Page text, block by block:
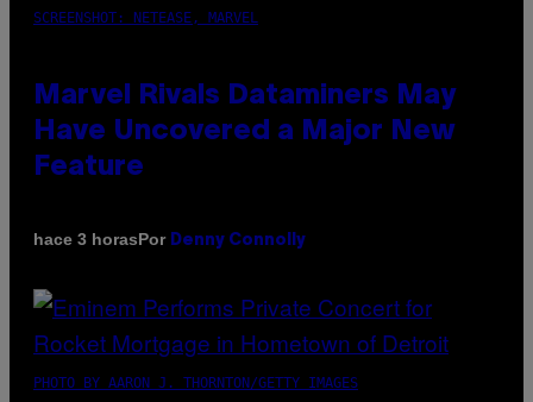
SCREENSHOT: NETEASE, MARVEL
Marvel Rivals Dataminers May
Have Uncovered a Major New
Feature
hace 3 horasPor Denny Connolly
PHOTO BY AARON J. THORNTON/GETTY IMAGES